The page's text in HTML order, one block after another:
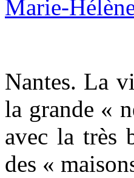
Nantes. La
la grande «
avec la très
des «